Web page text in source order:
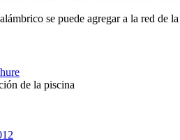
se puede agregar a la red de
de la piscina